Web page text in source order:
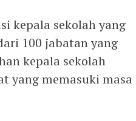
kepala sekolah yang
100 jabatan yang
kepala sekolah
yang memasuki masa